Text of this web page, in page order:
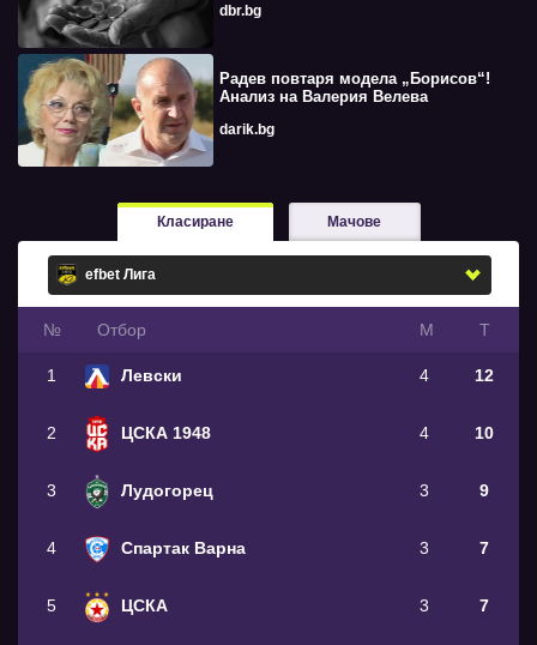
dbr.bg
Радев повтаря модела „Борисов“!
Анализ на Валерия Велева
darik.bg
Класиране Мачове
№ Oтбор М Т
1 Левски 4 12
2 ЦСКА 1948 4 10
3 Лудогорец 3 9
4 Спартак Варна 3 7
5 ЦСКА 3 7